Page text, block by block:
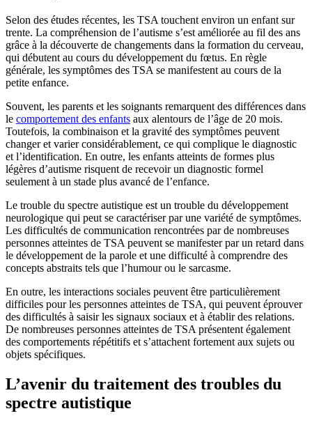
Selon des études récentes, les TSA touchent environ un enfant sur
trente. La compréhension de l’autisme s’est améliorée au fil des ans
grâce à la découverte de changements dans la formation du cerveau,
qui débutent au cours du développement du fœtus. En règle
générale, les symptômes des TSA se manifestent au cours de la
petite enfance.
Souvent, les parents et les soignants remarquent des différences dans
le comportement des enfants aux alentours de l’âge de 20 mois.
Toutefois, la combinaison et la gravité des symptômes peuvent
changer et varier considérablement, ce qui complique le diagnostic
et l’identification. En outre, les enfants atteints de formes plus
légères d’autisme risquent de recevoir un diagnostic formel
seulement à un stade plus avancé de l’enfance.
Le trouble du spectre autistique est un trouble du développement
neurologique qui peut se caractériser par une variété de symptômes.
Les difficultés de communication rencontrées par de nombreuses
personnes atteintes de TSA peuvent se manifester par un retard dans
le développement de la parole et une difficulté à comprendre des
concepts abstraits tels que l’humour ou le sarcasme.
En outre, les interactions sociales peuvent être particulièrement
difficiles pour les personnes atteintes de TSA, qui peuvent éprouver
des difficultés à saisir les signaux sociaux et à établir des relations.
De nombreuses personnes atteintes de TSA présentent également
des comportements répétitifs et s’attachent fortement aux sujets ou
objets spécifiques.
L’avenir du traitement des troubles du
spectre autistique